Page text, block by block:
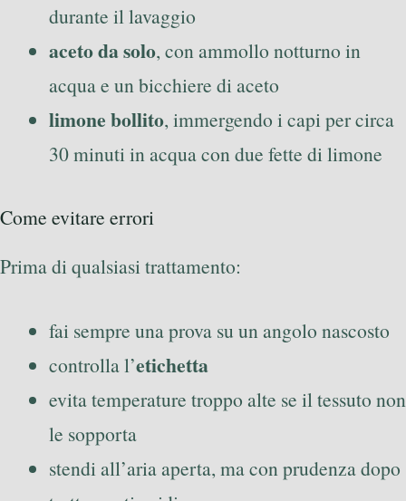
durante il lavaggio
aceto da solo, con ammollo notturno in
acqua e un bicchiere di aceto
limone bollito, immergendo i capi per circa
30 minuti in acqua con due fette di limone
Come evitare errori
Prima di qualsiasi trattamento:
fai sempre una prova su un angolo nascosto
controlla l’etichetta
evita temperature troppo alte se il tessuto non
le sopporta
stendi all’aria aperta, ma con prudenza dopo